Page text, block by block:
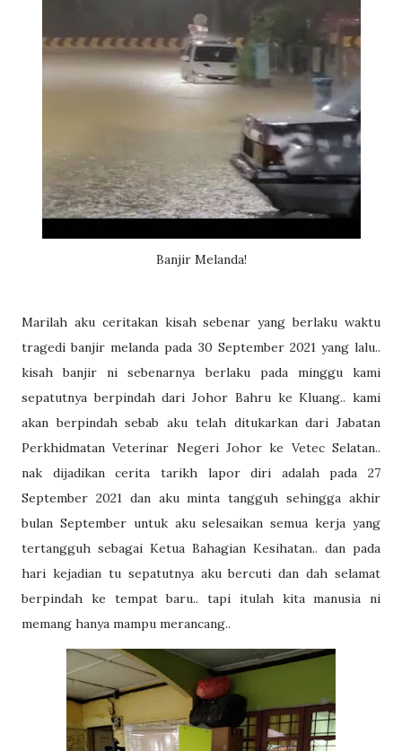
Banjir Melanda!
Marilah aku ceritakan kisah sebenar yang berlaku waktu
tragedi banjir melanda pada 30 September 2021 yang lalu..
kisah banjir ni sebenarnya berlaku pada minggu kami
sepatutnya berpindah dari Johor Bahru ke Kluang.. kami
akan berpindah sebab aku telah ditukarkan dari Jabatan
Perkhidmatan Veterinar Negeri Johor ke Vetec Selatan..
nak dijadikan cerita tarikh lapor diri adalah pada 27
September 2021 dan aku minta tangguh sehingga akhir
bulan September untuk aku selesaikan semua kerja yang
tertangguh sebagai Ketua Bahagian Kesihatan.. dan pada
hari kejadian tu sepatutnya aku bercuti dan dah selamat
berpindah ke tempat baru.. tapi itulah kita manusia ni
memang hanya mampu merancang..